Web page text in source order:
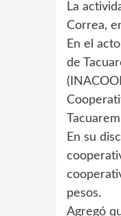
La
Correa,
En el
de
En su
pesos.
Agregó